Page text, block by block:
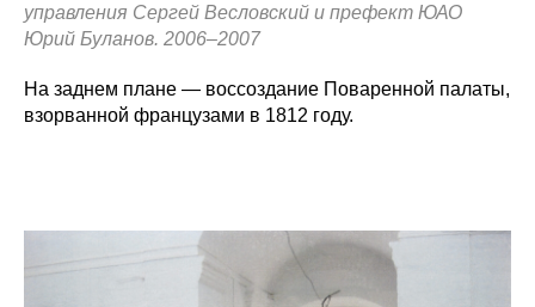
управления Сергей Весловский и префект ЮАО
Юрий Буланов. 2006–2007
На заднем плане — воссоздание Поваренной палаты,
взорванной французами в 1812 году.